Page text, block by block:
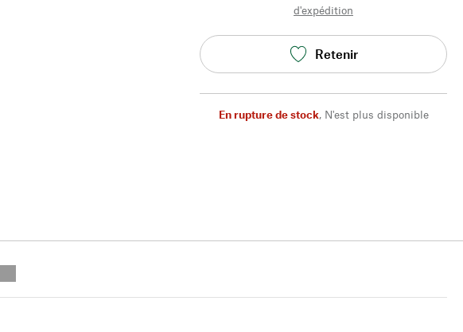
d'expédition
Retenir
En rupture de stock, N'est plus disponible